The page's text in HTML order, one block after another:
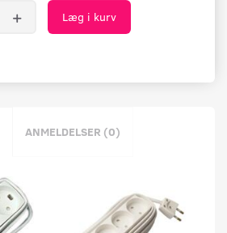
Læg i kurv
ANMELDELSER (0)